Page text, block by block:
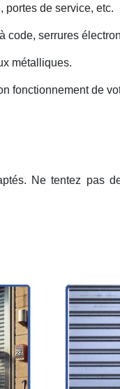
portes de service, etc.
code, serrures
métalliques.
fonctionnement de
Ne tentez pas